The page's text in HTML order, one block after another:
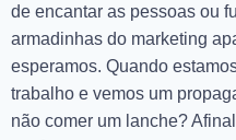
de encantar as pessoas ou
armadinhas do marketing
esperamos. Quando
trabalho e vemos um
não comer um lanche?